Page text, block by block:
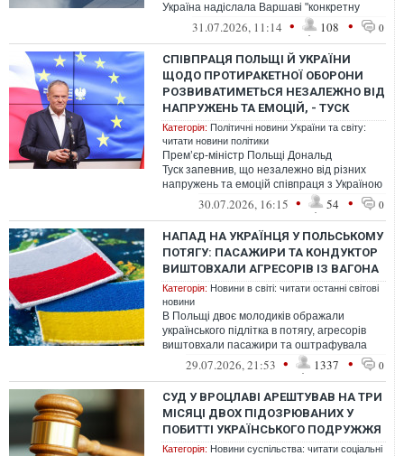
Україна надіслала Варшаві "конкретну
пропозицію" щодо винищувачів МіГ-29.
31.07.2026, 11:14 • 108 • 0
СПІВПРАЦЯ ПОЛЬЩІ Й УКРАЇНИ
ЩОДО ПРОТИРАКЕТНОЇ ОБОРОНИ
РОЗВИВАТИМЕТЬСЯ НЕЗАЛЕЖНО ВІД
НАПРУЖЕНЬ ТА ЕМОЦІЙ, - ТУСК
Категорія: Політичні новини України та світу:
читати новини політики
Прем’єр-міністр Польщі Дональд
Туск запевнив, що незалежно від різних
напружень та емоцій співпраця з Україною
розвиватиметься.
30.07.2026, 16:15 • 54 • 0
НАПАД НА УКРАЇНЦЯ У ПОЛЬСЬКОМУ
ПОТЯГУ: ПАСАЖИРИ ТА КОНДУКТОР
ВИШТОВХАЛИ АГРЕСОРІВ ІЗ ВАГОНА
Категорія: Новини в світі: читати останні світові
новини
В Польщі двоє молодиків ображали
українського підлітка в потягу, агресорів
виштовхали пасажири та оштрафувала
поліція29.07.2026, 21:53 • 1337 • 0
СУД У ВРОЦЛАВІ АРЕШТУВАВ НА ТРИ
МІСЯЦІ ДВОХ ПІДОЗРЮВАНИХ У
ПОБИТТІ УКРАЇНСЬКОГО ПОДРУЖЖЯ
Категорія: Новини суспільства: читати соціальні